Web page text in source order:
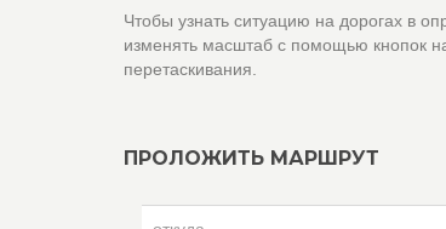
Чтобы узнать ситуацию на дорогах в
изменять масштаб с помощью кнопок
перетаскивания.
ПРОЛОЖИТЬ МАРШРУТ